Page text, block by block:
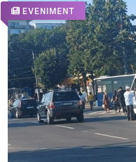
EVENIMENT